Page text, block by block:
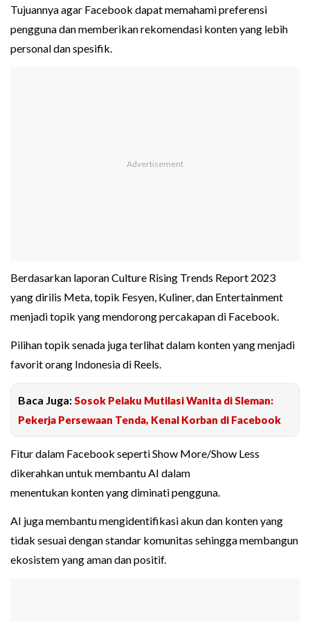
Tujuannya agar Facebook dapat memahami preferensi
pengguna dan memberikan rekomendasi konten yang lebih
personal dan spesifik.
Berdasarkan laporan Culture Rising Trends Report 2023
yang dirilis Meta, topik Fesyen, Kuliner, dan Entertainment
menjadi topik yang mendorong percakapan di Facebook.
Pilihan topik senada juga terlihat dalam konten yang menjadi
favorit orang Indonesia di Reels.
Baca Juga: Sosok Pelaku Mutilasi Wanita di Sleman:
Pekerja Persewaan Tenda, Kenal Korban di Facebook
Fitur dalam Facebook seperti Show More/Show Less
dikerahkan untuk membantu AI dalam
menentukan konten yang diminati pengguna.
AI juga membantu mengidentifikasi akun dan konten yang
tidak sesuai dengan standar komunitas sehingga membangun
ekosistem yang aman dan positif.